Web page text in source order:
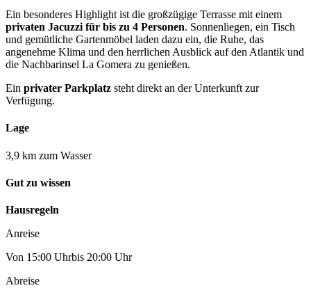
Ein besonderes Highlight ist die großzügige Terrasse mit einem
privaten Jacuzzi für bis zu 4 Personen. Sonnenliegen, ein Tisch
und gemütliche Gartenmöbel laden dazu ein, die Ruhe, das
angenehme Klima und den herrlichen Ausblick auf den Atlantik und
die Nachbarinsel La Gomera zu genießen.
Ein privater Parkplatz steht direkt an der Unterkunft zur
Verfügung.
Lage
3,9 km zum Wasser
Gut zu wissen
Hausregeln
Anreise
Von 15:00 Uhrbis 20:00 Uhr
Abreise